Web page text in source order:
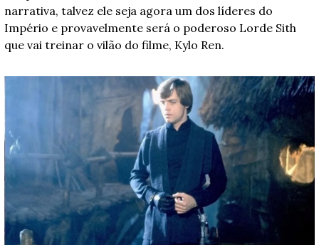
narrativa, talvez ele seja agora um dos líderes do
Império e provavelmente será o poderoso Lorde Sith
que vai treinar o vilão do filme, Kylo Ren.